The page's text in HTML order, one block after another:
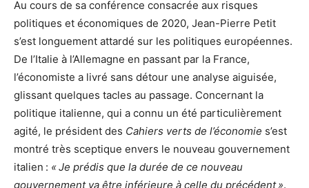
Au cours de sa conférence consacrée aux risques
politiques et économiques de 2020, Jean-Pierre Petit
s’est longuement attardé sur les politiques européennes.
De l’Italie à l’Allemagne en passant par la France,
l’économiste a livré sans détour une analyse aiguisée,
glissant quelques tacles au passage. Concernant la
politique italienne, qui a connu un été particulièrement
agité, le président des Cahiers verts de l’économie s’est
montré très sceptique envers le nouveau gouvernement
italien : « Je prédis que la durée de ce nouveau
gouvernement va être inférieure à celle du précédent ».